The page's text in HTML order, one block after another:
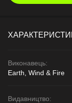
Виконавець:
Earth, Wind & Fire
Видавництво: